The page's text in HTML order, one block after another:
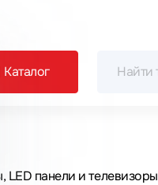
Каталог
LED панели и телевизоры